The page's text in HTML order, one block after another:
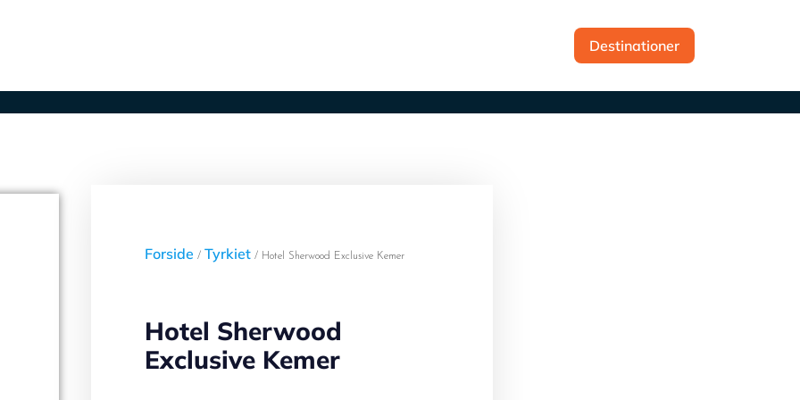
Destinationer
Forside / Tyrkiet / Hotel Sherwood Exclusive Kemer
Hotel Sherwood
Exclusive Kemer